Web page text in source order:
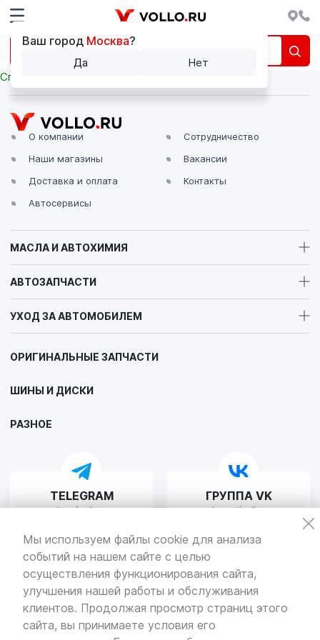
Мы используем файлы cookie для анализа
событий на нашем сайте с целью
осуществления функционирования сайта,
улучшения нашей работы и обслуживания
клиентов. Продолжая просмотр страниц этого
сайта, вы принимаете условия его
Список сравниваемых элементов пуст.
О компании
Наши магазины
Доставка и оплата
Автосервисы
Сотрудничество
Вакансии
Контакты
МАСЛА И АВТОХИМИЯ
АВТОЗАПЧАСТИ
УХОД ЗА АВТОМОБИЛЕМ
ОРИГИНАЛЬНЫЕ ЗАПЧАСТИ
ШИНЫ И ДИСКИ
РАЗНОЕ
TELEGRAM
t.me/volloru
ГРУППА VK
vk.com/volloru
Ваш город Москва?
Да Нет